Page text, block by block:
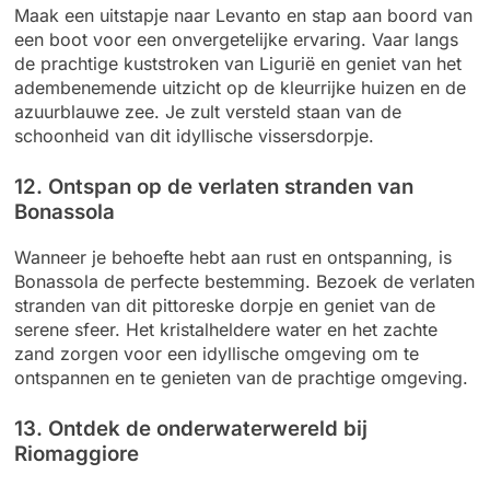
Maak een uitstapje naar Levanto en stap aan boord van
een boot voor een onvergetelijke ervaring. Vaar langs
de prachtige kuststroken van Ligurië en geniet van het
adembenemende uitzicht op de kleurrijke huizen en de
azuurblauwe zee. Je zult versteld staan van de
schoonheid van dit idyllische vissersdorpje.
12. Ontspan op de verlaten stranden van
Bonassola
Wanneer je behoefte hebt aan rust en ontspanning, is
Bonassola de perfecte bestemming. Bezoek de verlaten
stranden van dit pittoreske dorpje en geniet van de
serene sfeer. Het kristalheldere water en het zachte
zand zorgen voor een idyllische omgeving om te
ontspannen en te genieten van de prachtige omgeving.
13. Ontdek de onderwaterwereld bij
Riomaggiore